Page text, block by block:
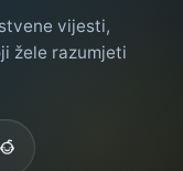
vijesti,
žele razumjeti